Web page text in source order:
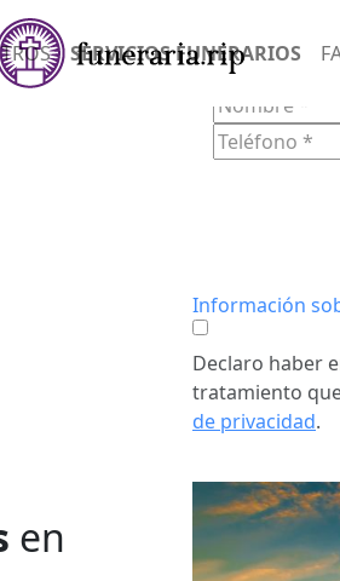
SERVICIOS FUNERARIOS
Información
Declaro haber
tratamiento
de privacidad.
en